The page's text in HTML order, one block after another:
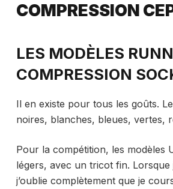
COMPRESSION
LES MODÈLES
COMPRESSION
Il en existe pour tous les goûts.
noires, blanches, bleues, vertes,
Pour la compétition, les modèles
légers, avec un tricot fin.
j’oublie complètement que je